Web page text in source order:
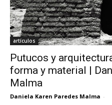
artículos
Putucos y
forma y material |
Malma
Daniela Karen Paredes Malma -